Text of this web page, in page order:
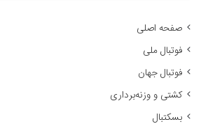
صفحه اصلی
فوتبال ملی
فوتبال جهان
کشتی و وزنه‌برداری
بسکتبال